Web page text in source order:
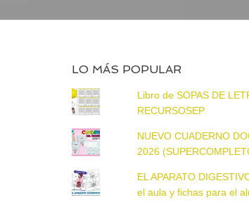
LO MÁS POPULAR
Libro de SOPAS DE
RECURSOSEP
NUEVO CUADERNO
2026
EL APARATO
el aula y fichas para el